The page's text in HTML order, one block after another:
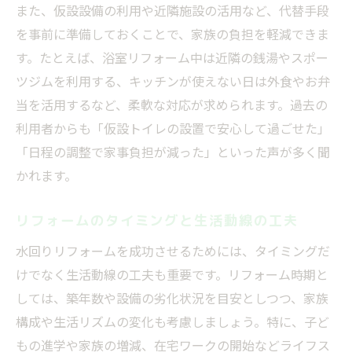
また、仮設設備の利用や近隣施設の活用など、代替手段
を事前に準備しておくことで、家族の負担を軽減できま
す。たとえば、浴室リフォーム中は近隣の銭湯やスポー
ツジムを利用する、キッチンが使えない日は外食やお弁
当を活用するなど、柔軟な対応が求められます。過去の
利用者からも「仮設トイレの設置で安心して過ごせた」
「日程の調整で家事負担が減った」といった声が多く聞
かれます。
リフォームのタイミングと生活動線の工夫
水回りリフォームを成功させるためには、タイミングだ
けでなく生活動線の工夫も重要です。リフォーム時期と
しては、築年数や設備の劣化状況を目安としつつ、家族
構成や生活リズムの変化も考慮しましょう。特に、子ど
もの進学や家族の増減、在宅ワークの開始などライフス